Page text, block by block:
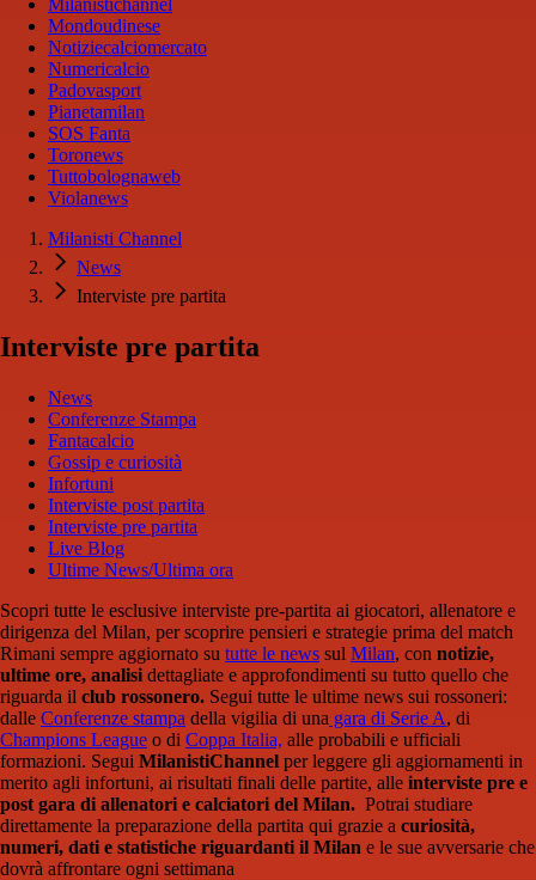
Milanistichannel
Mondoudinese
Notiziecalciomercato
Numericalcio
Padovasport
Pianetamilan
SOS Fanta
Toronews
Tuttobolognaweb
Violanews
Milanisti Channel
News
Interviste pre partita
Interviste pre partita
News
Conferenze Stampa
Fantacalcio
Gossip e curiosità
Infortuni
Interviste post partita
Interviste pre partita
Live Blog
Ultime News/Ultima ora
Scopri tutte le esclusive interviste pre-partita ai giocatori, allenatore e
dirigenza del Milan, per scoprire pensieri e strategie prima del match
Rimani sempre aggiornato su tutte le news sul Milan, con notizie,
ultime ore, analisi dettagliate e approfondimenti su tutto quello che
riguarda il club rossonero. Segui tutte le ultime news sui rossoneri:
dalle Conferenze stampa della vigilia di una gara di Serie A, di
Champions League o di Coppa Italia, alle probabili e ufficiali
formazioni. Segui MilanistiChannel per leggere gli aggiornamenti in
merito agli infortuni, ai risultati finali delle partite, alle interviste pre e
post gara di allenatori e calciatori del Milan. Potrai studiare
direttamente la preparazione della partita qui grazie a curiosità,
numeri, dati e statistiche riguardanti il Milan e le sue avversarie che
dovrà affrontare ogni settimana